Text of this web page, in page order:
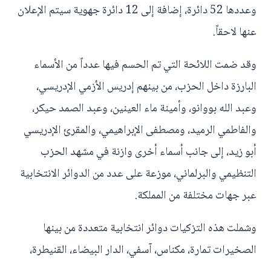
وعددها 52 دائرة، إضافة إلى 12 دائرة جهوية سيتم الإعلان
عنها لاحقاً.
وقد ضمت اللائحة التي تم الحسم فيها عدداً من الأسماء
البارزة داخل الحزب، من بينهم إدريس الأزمي الإدريسي،
وعبد الله بووانو، وأمينة ماء العينين، وعبد الصمد حيكر،
والفاطمي الرميد، ومصطفى الإبراهيمي، والمقرئ الإدريسي
أبو زيد، إلى جانب أسماء أخرى وازنة في مشهد الحزب
التنظيمي والبرلماني، موزعة على عدد من الدوائر الانتخابية
عبر جهات مختلفة من المملكة.
وشملت هذه التزكيات دوائر انتخابية متعددة من بينها
الصخيرات تمارة، مكناس، آسفي، الدار البيضاء، القنيطرة،